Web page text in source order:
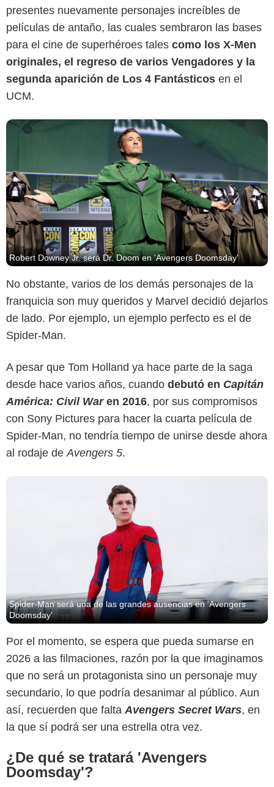
presentes nuevamente personajes increíbles de
películas de antaño, las cuales sembraron las bases
para el cine de superhéroes tales como los X-Men
originales, el regreso de varios Vengadores y la
segunda aparición de Los 4 Fantásticos en el
UCM.
Robert Downey Jr. será Dr. Doom en 'Avengers Doomsday'
No obstante, varios de los demás personajes de la
franquicia son muy queridos y Marvel decidió dejarlos
de lado. Por ejemplo, un ejemplo perfecto es el de
Spider-Man.
A pesar que Tom Holland ya hace parte de la saga
desde hace varios años, cuando debutó en Capitán
América: Civil Waren 2016, por sus compromisos
con Sony Pictures para hacer la cuarta película de
Spider-Man, no tendría tiempo de unirse desde ahora
al rodaje deAvengers 5.
Spider-Man será una de las grandes ausencias en 'Avengers
Doomsday'
Por el momento, se espera que pueda sumarse en
2026 a las filmaciones, razón por la que imaginamos
que no será un protagonista sino un personaje muy
secundario, lo que podría desanimar al público. Aun
así, recuerden que faltaAvengers Secret Wars, en
la que sí podrá ser una estrella otra vez.
¿De qué se tratará 'Avengers
Doomsday'?